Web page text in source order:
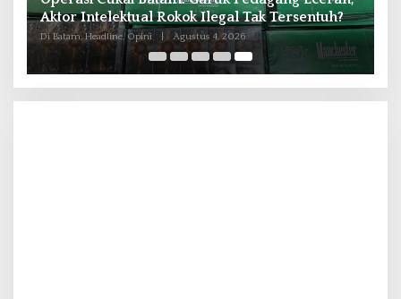
Aktor Intelektual Rokok Ilegal Tak Tersentuh?
Di Batam, Headline, Opini | Agustus 4, 2026